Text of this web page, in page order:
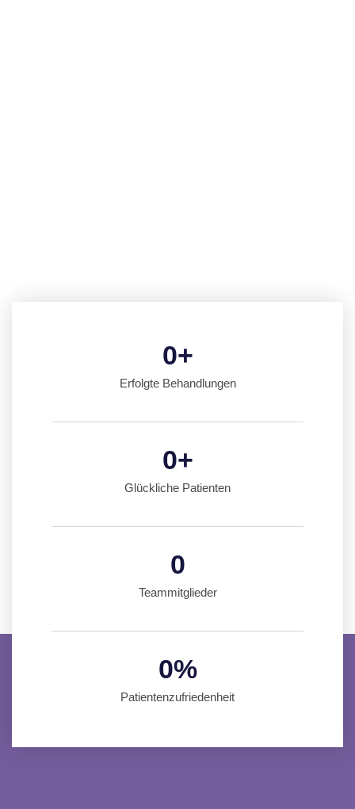
Erfolgte Behandlungen
0+
Glückliche Patienten
0+
Teammitglieder
0
Patientenzufriedenheit
0%